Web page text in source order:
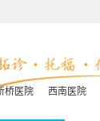
桥医院 西南医院